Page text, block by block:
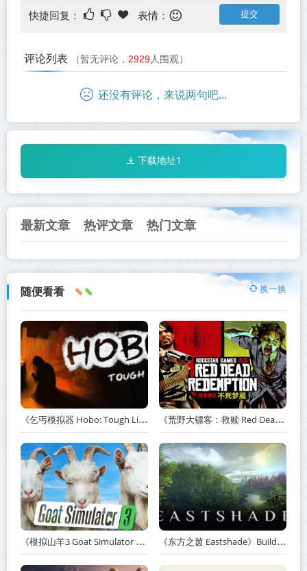
快捷回复： 表情：
评论列表 （暂无评论， 2929人围观）
还没有评论，来说两句吧...
下载地址1
最新文章 热评文章 热门文章
随便看看 换一换
《乞丐模拟器 Hobo: Tough Life》v1.20.010-赠原声带+解锁全人物满级通关存档+多项修改器【单机+联机】丨中文版网盘下载 《荒野大镖客：救赎 Red Dead Redemption》v1.0.42.46611-送修改器丨中文版网盘下载
《模拟山羊3 Goat Simulator 3》v1.2.0.2-全DLC+含重制版【单机+联机】【PC/手机双端】丨中文版网盘下载 《东方之茵 Eastshade》Build.20251455-免安装中文版丨中文版网盘下载